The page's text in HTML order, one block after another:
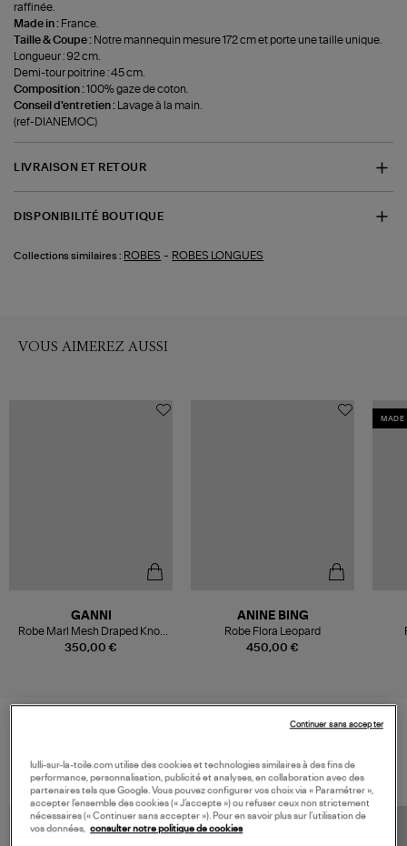
raffinée.
Made in : France.
Taille & Coupe : Notre mannequin mesure 172 cm et porte une taille unique.
Longueur : 92 cm.
Demi-tour poitrine : 45 cm.
Composition :100% gaze de coton.
Conseil d'entretien : Lavage à la main.
(ref-DIANEMOC)
LIVRAISON ET RETOUR
DISPONIBILITÉ BOUTIQUE
Collections similaires : ROBES - ROBES LONGUES
VOUS AIMEREZ AUSSI
350,00 €
GANNI
Robe Marl Mesh Draped Knot
Demitasse
450,00 €
ANINE BING
Robe Flora Leopard
MADE
lulli-sur-la-toile.com utilise des cookies et technologies similaires à des fins de
performance, personnalisation, publicité et analyses, en collaboration avec des
partenaires tels que Google. Vous pouvez configurer vos choix via « Paramétrer »,
accepter l’ensemble des cookies (« J’accepte ») ou refuser ceux non strictement
nécessaires (« Continuer sans accepter »). Pour en savoir plus sur l’utilisation de
vos données, consulter notre politique de cookies
Continuer sans accepter